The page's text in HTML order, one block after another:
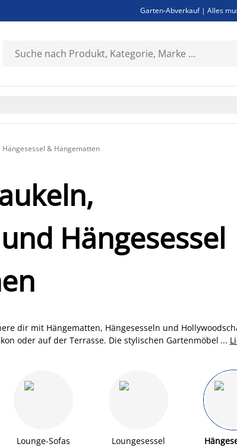
Garten-Abverkauf | Alles
Bist du Unternehmer? Entdecke
Hängesessel & Hängematten
Hängesessel
dir mit Hängematten, Hängesesseln und
oder auf der Terrasse. Die stylischen Gartenmöbel
Platz ein und lassen sich bei Bedarf schnell abnehmen.
ergänze die hängenden Gartenmöbel mit einem
ablegen kannst. Entscheide dich für einen
Hängematte von JYSK und lass die Seele baumeln.
...
Lounge-Sofas Loungesessel